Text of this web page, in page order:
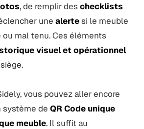
, de remplir deschecklists
une alertesi le meuble
ou mal tenu. Ces éléments
visuel et opérationnel
vous pouvez aller encore
système de QR Code unique
meuble. Il suffit au